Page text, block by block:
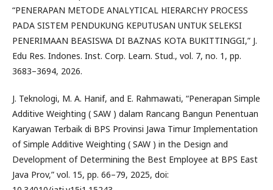
“PENERAPAN METODE ANALYTICAL HIERARCHY PROCESS
PADA SISTEM PENDUKUNG KEPUTUSAN UNTUK SELEKSI
PENERIMAAN BEASISWA DI BAZNAS KOTA BUKITTINGGI,” J.
Edu Res. Indones. Inst. Corp. Learn. Stud., vol. 7, no. 1, pp.
3683–3694, 2026.
J. Teknologi, M. A. Hanif, and E. Rahmawati, “Penerapan Simple
Additive Weighting ( SAW ) dalam Rancang Bangun Penentuan
Karyawan Terbaik di BPS Provinsi Jawa Timur Implementation
of Simple Additive Weighting ( SAW ) in the Design and
Development of Determining the Best Employee at BPS East
Java Prov,” vol. 15, pp. 66–79, 2025, doi: